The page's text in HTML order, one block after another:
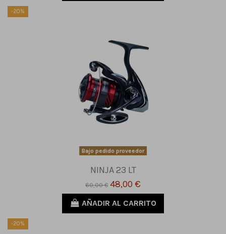
-20%
Bajo pedido proveedor
NINJA 23 LT
60,00 € 48,00 €
AÑADIR AL CARRITO
-20%